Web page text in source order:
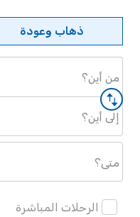
ذهاب وعودة
من أين؟
إلى أين؟
متى؟
الرحلات المباشرة